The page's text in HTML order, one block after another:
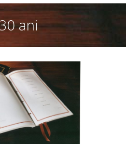
ani